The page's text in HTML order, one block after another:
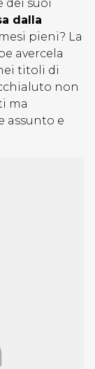
dei suoi
dalla
pieni? La
avercela
titoli di
non
ma
assunto e